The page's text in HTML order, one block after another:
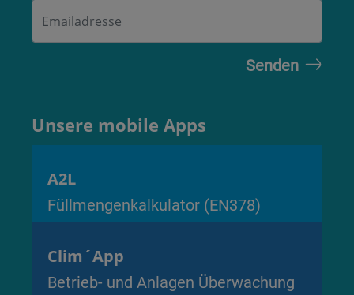
Unsere mobile Apps
A2L
Füllmengenkalkulator (EN378)
Clim´App
Betrieb- und Anlagen Überwachung